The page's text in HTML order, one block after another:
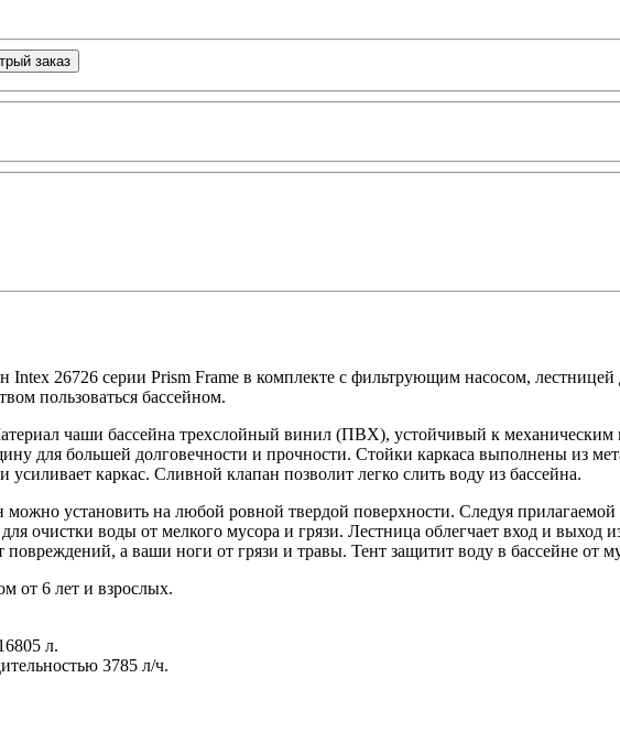
заказ
26726 серии Prism Frame в комплекте с фильтрующим насосом,
пользоваться бассейном.
чаши бассейна трехслойный винил (ПВХ), устойчивый к
для большей долговечности и прочности. Стойки каркаса выполнены из
усиливает каркас. Сливной клапан позволит легко слить воду из бассейна.
можно установить на любой ровной твердой поверхности. Следуя
очистки воды от мелкого мусора и грязи. Лестница облегчает вход и выход
повреждений, а ваши ноги от грязи и травы. Тент защитит воду в бассейне от
от 6 лет и взрослых.
л.
3785 л/ч.